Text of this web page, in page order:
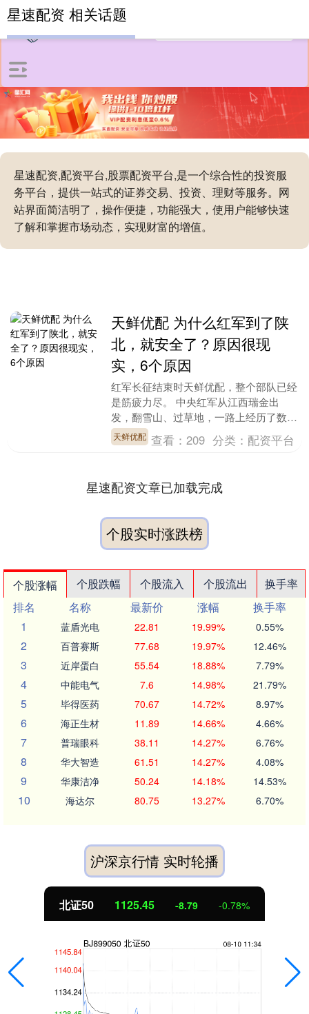
星速配资,配资平台,股票配资平台,是一个综合性的投资服
务平台，提供一站式的证券交易、投资、理财等服务。网
站界面简洁明了，操作便捷，功能强大，使用户能够快速
了解和掌握市场动态，实现财富的增值。
星速配资 相关话题
天鲜优配 为什么红军到了陕
北，就安全了？原因很现
实，6个原因
红军长征结束时天鲜优配，整个部队已经
是筋疲力尽。 中央红军从江西瑞金出
发，翻雪山、过草地，一路上经历了数不
清的艰难困苦。 到达陕北吴起镇的时
候，全军只剩下不到三....
天鲜优配 查看：209 分类： 配资平台
星速配资文章已加载完成
个股实时涨跌榜
个股涨幅 个股跌幅 个股流入 个股流出
换手率
排名
名称 最新价 涨幅
换手率
1
蓝盾光电 22.81 19.99% 0.55%
2 百普赛斯 77.68 19.97% 12.46%
3 近岸蛋白 55.54 18.88% 7.79%
4 中能电气 7.6 14.98% 21.79%
5 毕得医药 70.67 14.72% 8.97%
6 海正生材 11.89 14.66% 4.66%
7 普瑞眼科 38.11 14.27% 6.76%
8 华大智造 61.51 14.27% 4.08%
9 华康洁净 50.24 14.18% 14.53%
10 海达尔 80.75 13.27% 6.70%
沪深京行情 实时轮播
北证50 1125.45 -8.79 -0.78%